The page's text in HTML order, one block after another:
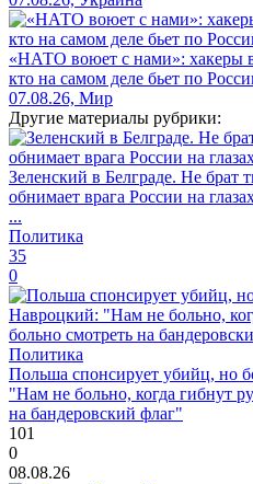
«НАТО воюет с нами»: хакеры
кто на самом деле бьет по
07.08.26, Мир
Другие материалы рубрики:
Зеленский в Белграде. Не брат
обнимает врага России на
...
Политика
35
0
Политика
Польша спонсирует убийц, но
"Нам не больно, когда гибнут
на бандеровский флаг"
101
0
08.08.26